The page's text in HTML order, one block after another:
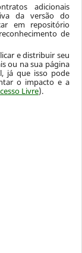
adicionais
da versão do
em repositório
de
e distribuir seu
ou na sua página
já que isso pode
o impacto e a
Livre).